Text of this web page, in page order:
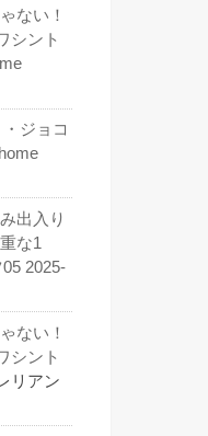
ない！
シント
ジョコ
home
出入り
な1
2025-
ない！
シント
リアン